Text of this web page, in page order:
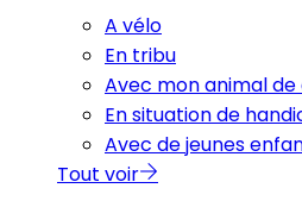
A vélo
En tribu
Avec mon animal
En situation de
Avec de jeunes
Tout voir